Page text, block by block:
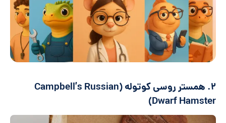
۲. همستر روسی کوتوله (Campbell’s Russian
Dwarf Hamster)